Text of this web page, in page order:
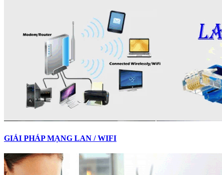
GIẢI PHÁP MẠNG LAN / WIFI